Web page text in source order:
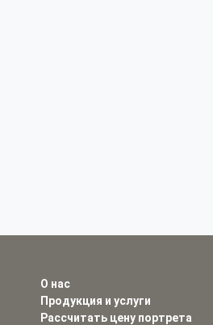
О нас
Продукция и услуги
Рассчитать цену портрета